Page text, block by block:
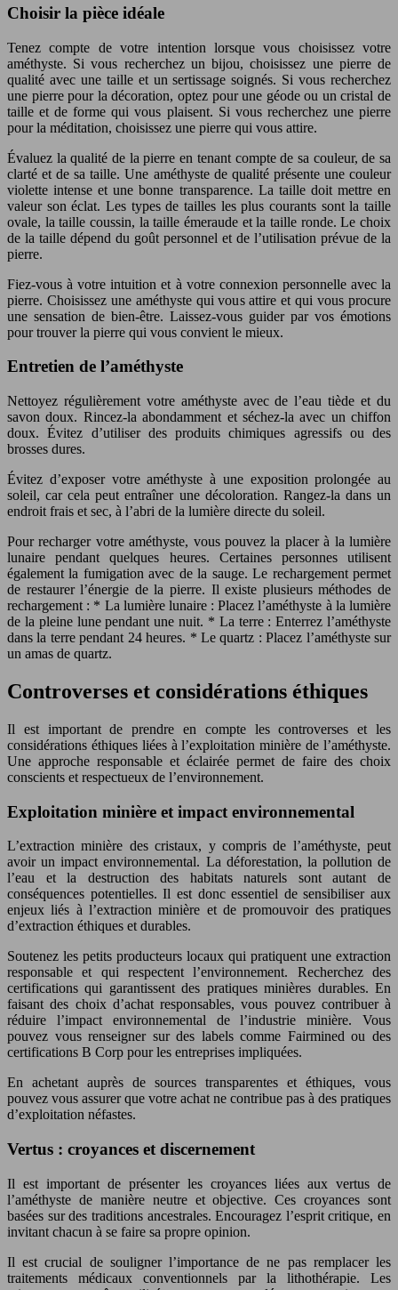
Choisir la pièce idéale
Tenez compte de votre intention lorsque vous choisissez votre
améthyste. Si vous recherchez un bijou, choisissez une pierre de
qualité avec une taille et un sertissage soignés. Si vous recherchez
une pierre pour la décoration, optez pour une géode ou un cristal de
taille et de forme qui vous plaisent. Si vous recherchez une pierre
pour la méditation, choisissez une pierre qui vous attire.
Évaluez la qualité de la pierre en tenant compte de sa couleur, de sa
clarté et de sa taille. Une améthyste de qualité présente une couleur
violette intense et une bonne transparence. La taille doit mettre en
valeur son éclat. Les types de tailles les plus courants sont la taille
ovale, la taille coussin, la taille émeraude et la taille ronde. Le choix
de la taille dépend du goût personnel et de l’utilisation prévue de la
pierre.
Fiez-vous à votre intuition et à votre connexion personnelle avec la
pierre. Choisissez une améthyste qui vous attire et qui vous procure
une sensation de bien-être. Laissez-vous guider par vos émotions
pour trouver la pierre qui vous convient le mieux.
Entretien de l’améthyste
Nettoyez régulièrement votre améthyste avec de l’eau tiède et du
savon doux. Rincez-la abondamment et séchez-la avec un chiffon
doux. Évitez d’utiliser des produits chimiques agressifs ou des
brosses dures.
Évitez d’exposer votre améthyste à une exposition prolongée au
soleil, car cela peut entraîner une décoloration. Rangez-la dans un
endroit frais et sec, à l’abri de la lumière directe du soleil.
Pour recharger votre améthyste, vous pouvez la placer à la lumière
lunaire pendant quelques heures. Certaines personnes utilisent
également la fumigation avec de la sauge. Le rechargement permet
de restaurer l’énergie de la pierre. Il existe plusieurs méthodes de
rechargement : * La lumière lunaire : Placez l’améthyste à la lumière
de la pleine lune pendant une nuit. * La terre : Enterrez l’améthyste
dans la terre pendant 24 heures. * Le quartz : Placez l’améthyste sur
un amas de quartz.
Controverses et considérations éthiques
Il est important de prendre en compte les controverses et les
considérations éthiques liées à l’exploitation minière de l’améthyste.
Une approche responsable et éclairée permet de faire des choix
conscients et respectueux de l’environnement.
Exploitation minière et impact environnemental
L’extraction minière des cristaux, y compris de l’améthyste, peut
avoir un impact environnemental. La déforestation, la pollution de
l’eau et la destruction des habitats naturels sont autant de
conséquences potentielles. Il est donc essentiel de sensibiliser aux
enjeux liés à l’extraction minière et de promouvoir des pratiques
d’extraction éthiques et durables.
Soutenez les petits producteurs locaux qui pratiquent une extraction
responsable et qui respectent l’environnement. Recherchez des
certifications qui garantissent des pratiques minières durables. En
faisant des choix d’achat responsables, vous pouvez contribuer à
réduire l’impact environnemental de l’industrie minière. Vous
pouvez vous renseigner sur des labels comme Fairmined ou des
certifications B Corp pour les entreprises impliquées.
En achetant auprès de sources transparentes et éthiques, vous
pouvez vous assurer que votre achat ne contribue pas à des pratiques
d’exploitation néfastes.
Vertus : croyances et discernement
Il est important de présenter les croyances liées aux vertus de
l’améthyste de manière neutre et objective. Ces croyances sont
basées sur des traditions ancestrales. Encouragez l’esprit critique, en
invitant chacun à se faire sa propre opinion.
Il est crucial de souligner l’importance de ne pas remplacer les
traitements médicaux conventionnels par la lithothérapie. Les